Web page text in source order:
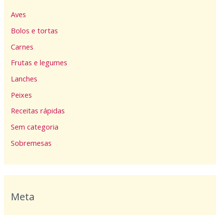
Aves
Bolos e tortas
Carnes
Frutas e legumes
Lanches
Peixes
Receitas rápidas
Sem categoria
Sobremesas
Meta